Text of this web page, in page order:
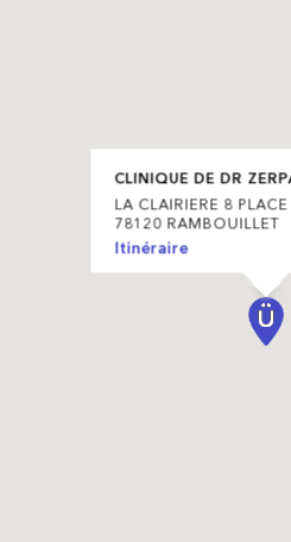
CLINIQUE DE DR
LA CLAIRIERE 8
78120 RAMBOUILLET
Itinéraire